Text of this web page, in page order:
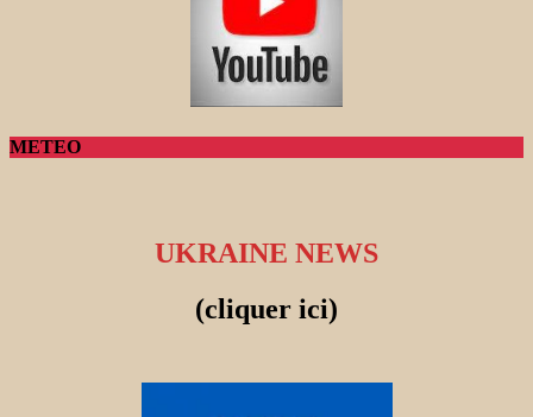
METEO
UKRAINE NEWS
(cliquer ici)